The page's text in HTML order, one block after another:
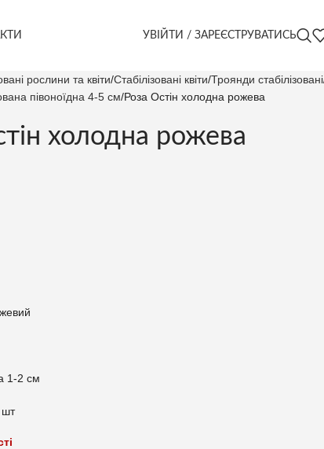
УВІЙТИ / ЗАРЕЄСТРУВАТИСЬ
рослини та квіти Стабілізовані квіти Троянди стабілізовані
півоноїдна 4-5 см Роза Остін холодна рожева
холодна рожева
1-2 см
шт